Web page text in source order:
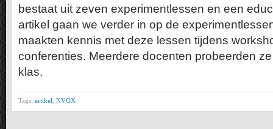
bestaat uit zeven experimentlessen en een
artikel gaan we verder in op de
maakten kennis met deze lessen tijdens
conferenties. Meerdere docenten probeerden
klas.
Tags: artikel NVOX